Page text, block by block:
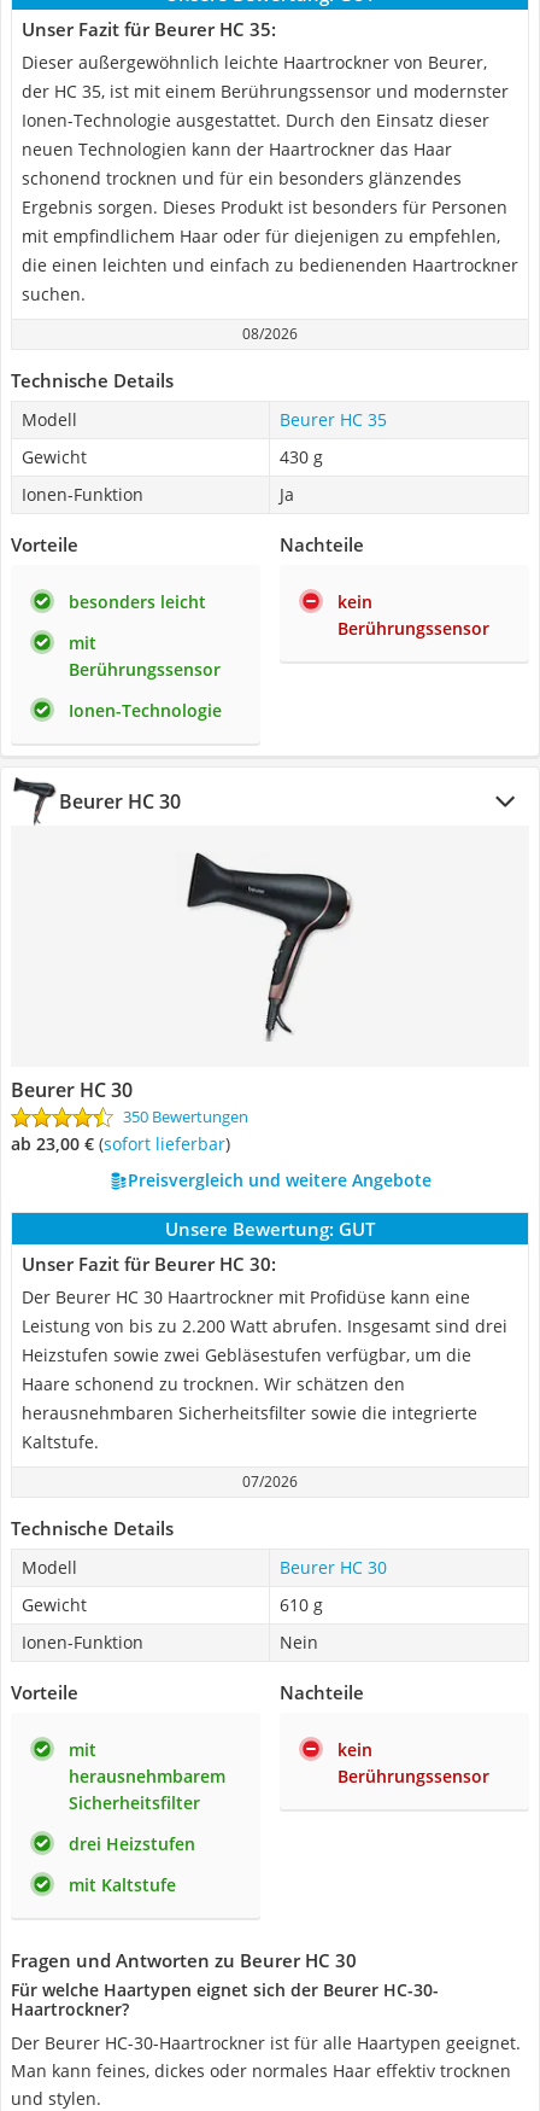
Unser Fazit für Beurer HC 35:
Dieser außergewöhnlich leichte Haartrockner von Beurer,
der HC 35, ist mit einem Berührungssensor und modernster
Ionen-Technologie ausgestattet. Durch den Einsatz dieser
neuen Technologien kann der Haartrockner das Haar
schonend trocknen und für ein besonders glänzendes
Ergebnis sorgen. Dieses Produkt ist besonders für Personen
mit empfindlichem Haar oder für diejenigen zu empfehlen,
die einen leichten und einfach zu bedienenden Haartrockner
suchen.
08/2026
Technische Details
Modell
Beurer HC 35
Gewicht
430 g
Ionen-Funktion
Ja
Vorteile
besonders leicht
mit
Berührungssensor
Ionen-Technologie
Nachteile
kein
Berührungssensor
Beurer HC 30
Beurer HC 30
350 Bewertungen
ab 23,00 € ( Sofort lieferbar)
Preisvergleich und weitere Angebote
Unsere Bewertung: GUT
Unser Fazit für Beurer HC 30:
Der Beurer HC 30 Haartrockner mit Profidüse kann eine
Leistung von bis zu 2.200 Watt abrufen. Insgesamt sind drei
Heizstufen sowie zwei Gebläsestufen verfügbar, um die
Haare schonend zu trocknen. Wir schätzen den
herausnehmbaren Sicherheitsfilter sowie die integrierte
Kaltstufe.
07/2026
Technische Details
Modell
Beurer HC 30
Gewicht
610 g
Ionen-Funktion
Nein
Vorteile
mit
herausnehmbarem
Sicherheitsfilter
drei Heizstufen
mit Kaltstufe
Nachteile
kein
Berührungssensor
Fragen und Antworten zu Beurer HC 30
Für welche Haartypen eignet sich der Beurer HC-30-
Haartrockner?
Der Beurer HC-30-Haartrockner ist für alle Haartypen geeignet.
Man kann feines, dickes oder normales Haar effektiv trocknen
und stylen.